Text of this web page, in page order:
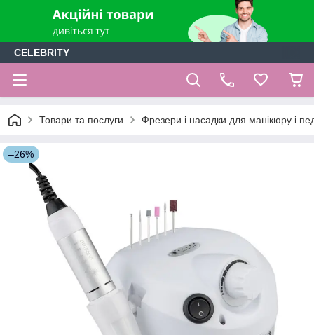
CELEBRITY
Товари та послуги Фрезери і насадки для манікюру і
–26%